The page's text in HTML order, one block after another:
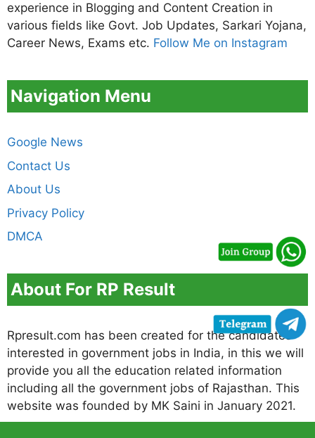
experience in Blogging and Content Creation in
various fields like Govt. Job Updates, Sarkari Yojana,
Career News, Exams etc. Follow Me on Instagram
Navigation Menu
Google News
Contact Us
About Us
Privacy Policy
DMCA
About For RP Result
Rpresult.com has been created for the candidates
interested in government jobs in India, in this we will
provide you all the education related information
including all the government jobs of Rajasthan. This
website was founded by MK Saini in January 2021.